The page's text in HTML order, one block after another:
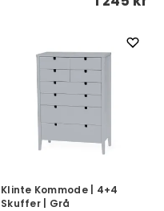
Klinte Kommode | 4+4
Skuffer | Grå